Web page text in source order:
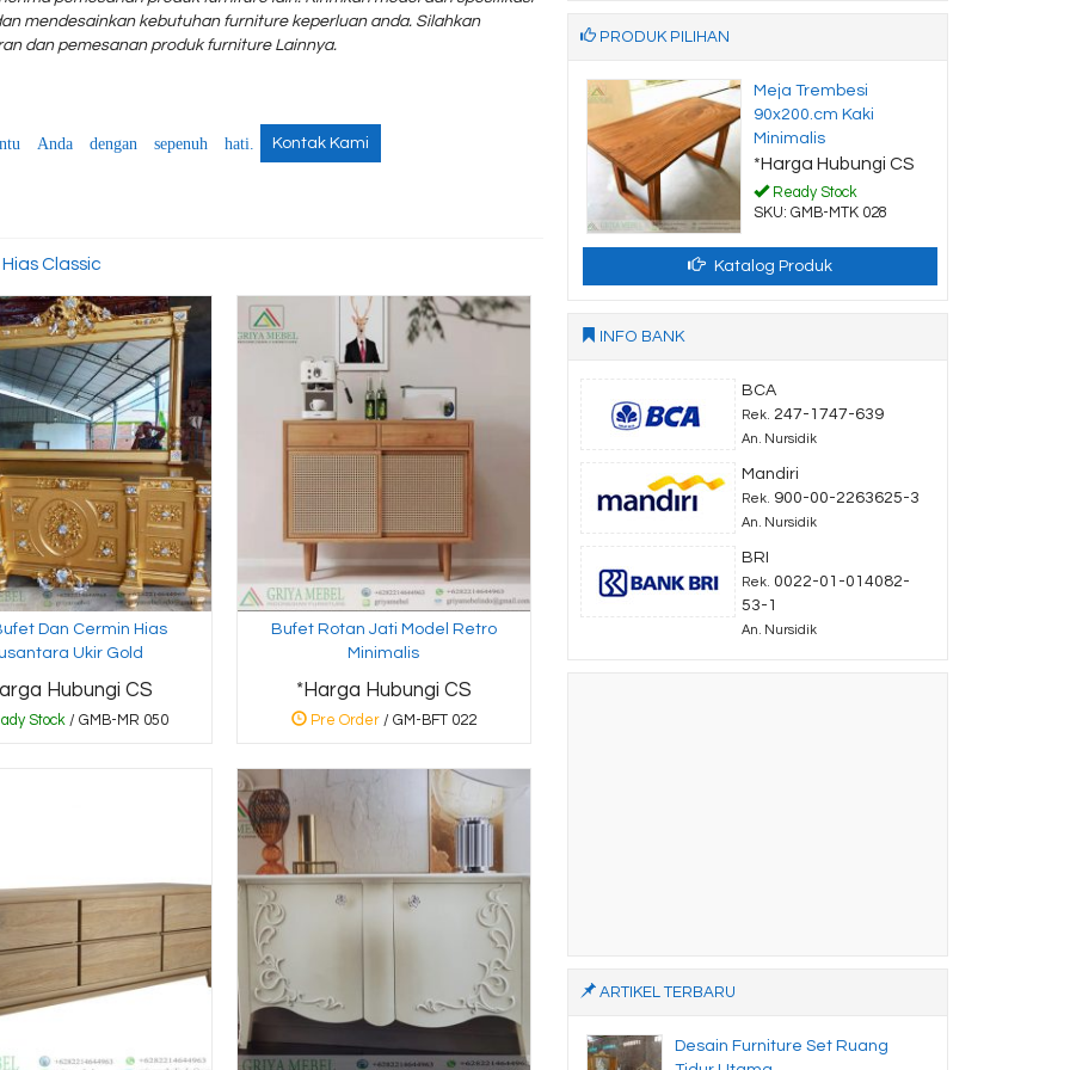
mendesainkan kebutuhan furniture keperluan anda. Silahkan
dan pemesanan produk furniture Lainnya.
Anda dengan sepenuh hati.
Kontak Kami
Classic
Dan Cermin Hias
Ukir Gold
Hubungi CS
Stock/ GMB-MR 050
Bufet Rotan Jati Model Retro
Minimalis
*Harga Hubungi CS
Pre Order/ GM-BFT 022
PRODUK PILIHAN
*Harga Hubungi CS
Podium Bank
Indonesia Ukir
Minimalis Jati
*Harga Hubungi CS
Ready Stock
SKU: GMB-MDP 009
Katalog Produk
INFO BANK
BCA
Rek. 247-1747-639
An. Nursidik
Mandiri
Rek. 900-00-2263625-3
An. Nursidik
BRI
Rek.
0022-01-014082-
53-1
An. Nursidik
ARTIKEL TERBARU
Desain Furniture Set Ruang